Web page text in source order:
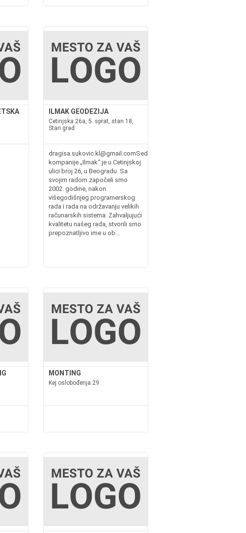
ILMAK GEODEZIJA
Cetinjska 26a, 5. sprat, stan 18,
Stari grad
dragisa.sukovic.kl@gmail.comSedište
kompanije „Ilmak“ je u Cetinjskoj
ulici broj 26, u Beogradu. Sa
svojim radom započeli smo
2002. godine, nakon
višegodišnjeg programerskog
rada i rada na održavanju velikih
računarskih sistema. Zahvaljujući
kvalitetu našeg rada, stvorili smo
prepoznatljivo ime u ob...
MONTING
Kej oslobođenja 29